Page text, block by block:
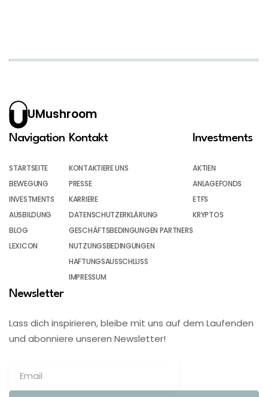
UMushroom
Navigation
STARTSEITE
BEWEGUNG
INVESTMENTS
AUSBILDUNG
BLOG
LEXICON
Kontakt
KONTAKTIERE UNS
PRESSE
KARRIERE
DATENSCHUTZERKLÄRUNG
GESCHÄFTSBEDINGUNGEN PARTNERS
NUTZUNGSBEDINGUNGEN
HAFTUNGSAUSSCHLUSS
IMPRESSUM
Investments
AKTIEN
ANLAGEFONDS
ETFS
KRYPTOS
Newsletter
Lass dich inspirieren, bleibe mit uns auf dem Laufenden
und abonniere unseren Newsletter!